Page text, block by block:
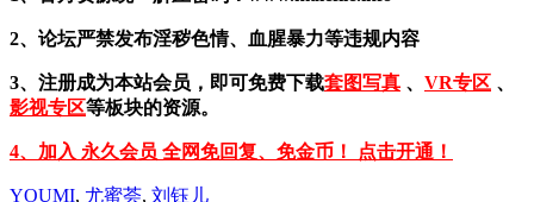
2、论坛严禁发布淫秽色情、血腥暴力等违规内容
3、注册成为本站会员，即可免费下载套图写真 、 VR专区 、
影视专区等板块的资源。
4、加入 永久会员 全网免回复、免金币！ 点击开通！
YOUMI, 尤蜜荟, 刘钰儿